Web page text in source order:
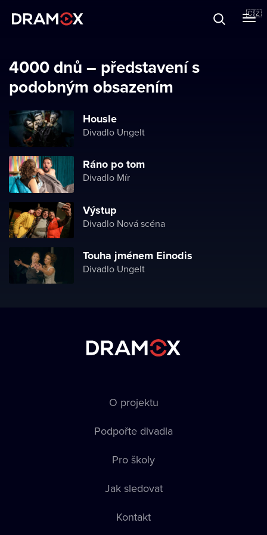
🇨🇿
Registrujte se
4000 dnů – představení s
podobným obsazením
Housle
Divadlo Ungelt
Ráno po tom
Divadlo Mír
Výstup
Divadlo Nová scéna
Touha jménem Einodis
Divadlo Ungelt
O projektu
Podpořte divadla
Pro školy
Jak sledovat
Kontakt